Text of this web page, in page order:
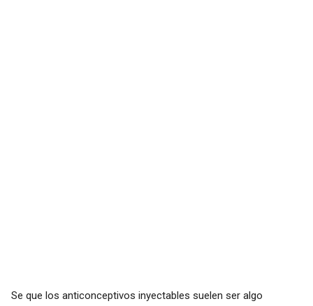
Se que los anticonceptivos inyectables suelen ser algo